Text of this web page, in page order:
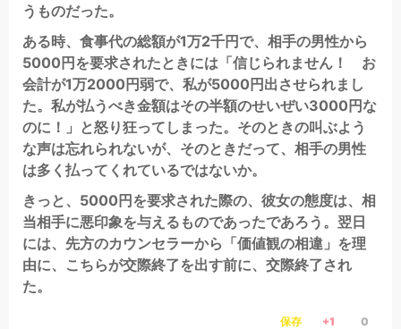
うものだった。
ある時、食事代の総額が1万2千円で、相手の男性から
5000円を要求されたときには「信じられません！ お
会計が1万2000円弱で、私が5000円出させられまし
た。私が払うべき金額はその半額のせいぜい3000円な
のに！」と怒り狂ってしまった。そのときの叫ぶよう
な声は忘れられないが、そのときだって、相手の男性
は多く払ってくれているではないか。
きっと、5000円を要求された際の、彼女の態度は、相
当相手に悪印象を与えるものであったであろう。翌日
には、先方のカウンセラーから「価値観の相違」を理
由に、こちらが交際終了を出す前に、交際終了され
た。
保存 +1 0